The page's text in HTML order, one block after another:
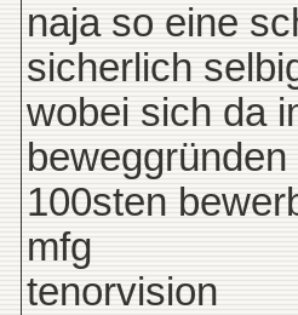
naja so eine
sicherlich
wobei sich da
100sten
mfg
tenorvision